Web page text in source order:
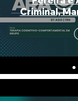
Criminal,
PodAra -